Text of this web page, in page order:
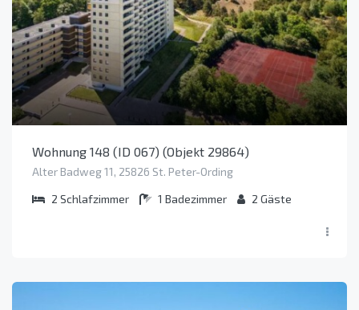
Wohnung 148 (ID 067) (Objekt 29864)
Alter Badweg 11, 25826 St. Peter-Ording
2 Schlafzimmer 1 Badezimmer 2 Gäste